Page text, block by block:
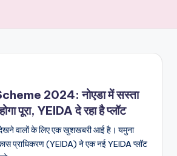
2024: नोएडा में सस्ता
पूरा, YEIDA दे रहा है प्लॉट
देखने वालों के लिए एक खुशखबरी आई है। यमुना
प्राधिकरण (YEIDA) ने एक नई YEIDA प्लॉट